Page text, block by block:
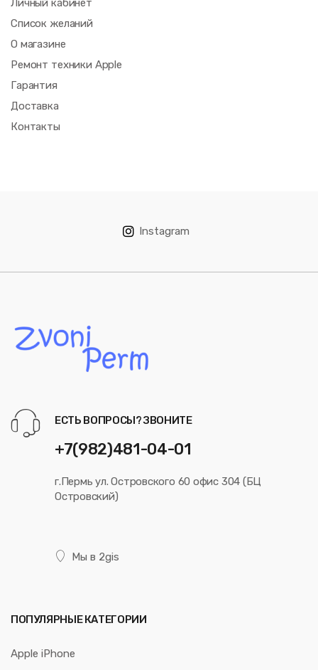
Личный кабинет
Список желаний
О магазине
Ремонт техники Apple
Гарантия
Доставка
Контакты
Instagram
ЕСТЬ ВОПРОСЫ? ЗВОНИТЕ
+7(982)481-04-01
г.Пермь ул. Островского 60 офис 304 (БЦ
Островский)
Мы в 2gis
ПОПУЛЯРНЫЕ КАТЕГОРИИ
Apple iPhone